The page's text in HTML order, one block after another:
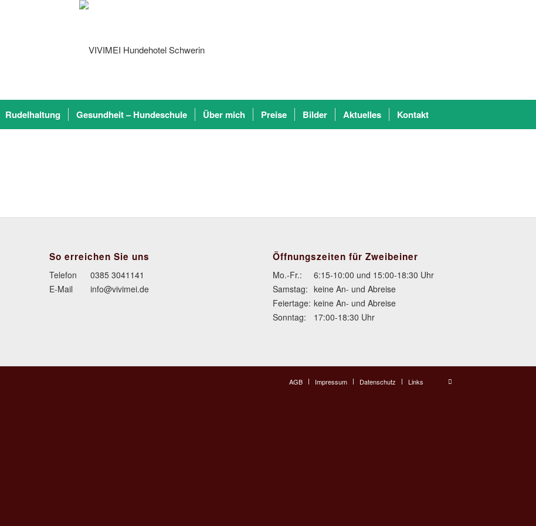
Rudelhaltung Gesundheit – Hundeschule Über mich Preise Bilder Aktuelles Kontakt
So erreichen Sie uns
Telefon
0385 3041141
E-Mail
info@vivimei.de
Öffnungszeiten für Zweibeiner
Mo.-Fr.:
6:15-10:00 und 15:00-18:30 Uhr
Samstag: keine An- und Abreise
Feiertage: keine An- und Abreise
Sonntag:
17:00-18:30 Uhr
AGB Impressum Datenschutz Links